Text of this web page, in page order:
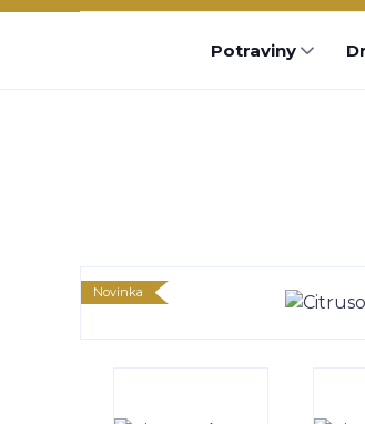
Potraviny
Novinka